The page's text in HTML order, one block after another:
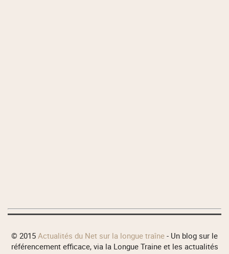
© 2015 Actualités du Net sur la longue traîne - Un blog sur le
référencement efficace, via la Longue Traine et les actualités